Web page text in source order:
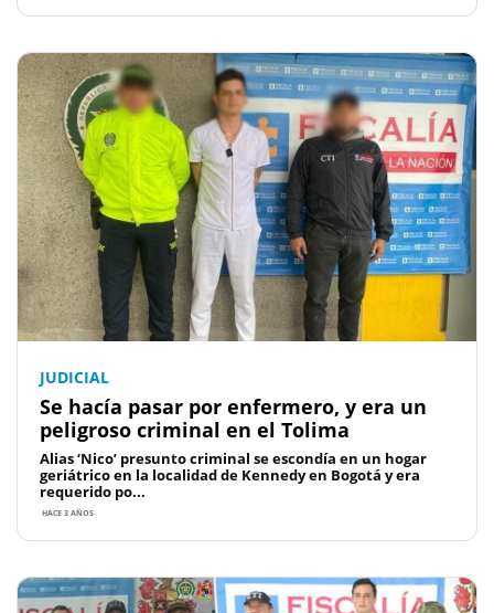
JUDICIAL
Se hacía pasar por enfermero, y era un
peligroso criminal en el Tolima
Alias ‘Nico’ presunto criminal se escondía en un hogar
geriátrico en la localidad de Kennedy en Bogotá y era
requerido po...
HACE 3 AÑOS